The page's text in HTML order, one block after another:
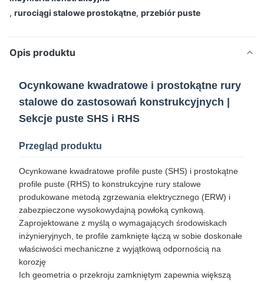
, rurociągi stalowe prostokątne, przebiór puste
Opis produktu
Ocynkowane kwadratowe i prostokątne rury
stalowe do zastosowań konstrukcyjnych |
Sekcje puste SHS i RHS
Przegląd produktu
Ocynkowane kwadratowe profile puste (SHS) i prostokątne
profile puste (RHS) to konstrukcyjne rury stalowe
produkowane metodą zgrzewania elektrycznego (ERW) i
zabezpieczone wysokowydajną powłoką cynkową.
Zaprojektowane z myślą o wymagających środowiskach
inżynieryjnych, te profile zamknięte łączą w sobie doskonałe
właściwości mechaniczne z wyjątkową odpornością na
korozję
Ich geometria o przekroju zamkniętym zapewnia większą